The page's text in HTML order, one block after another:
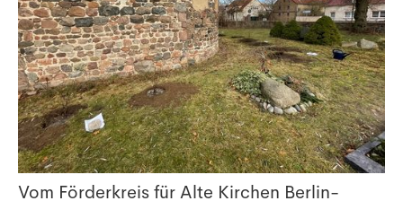
Vom Förderkreis für Alte Kirchen Berlin-